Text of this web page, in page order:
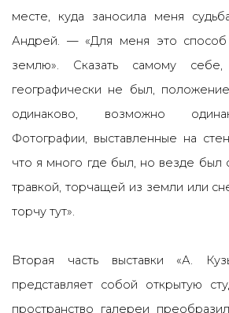
месте, куда заносила меня
Андрей. — «Для меня это способ
землю». Сказать самому
географически не был,
одинаково, возможно
Фотографии, выставленные на
что я много где был, но везде был
травкой, торчащей из земли или
торчу тут».
Вторая часть выставки «А.
представляет собой открытую
пространство галереи